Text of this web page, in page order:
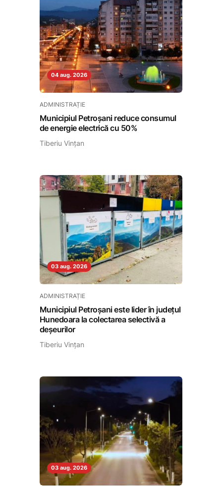
04 aug. 2026
ADMINISTRAȚIE
Municipiul Petroșani reduce consumul
de energie electrică cu 50%
Tiberiu Vințan
03 aug. 2026
ADMINISTRAȚIE
Municipiul Petroșani este lider în județul
Hunedoara la colectarea selectivă a
deșeurilor
Tiberiu Vințan
03 aug. 2026